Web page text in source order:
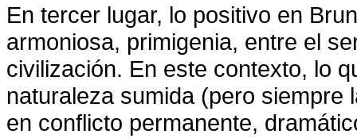
En tercer lugar, lo positivo en
armoniosa, primigenia, entre el
civilización. En este contexto, lo
naturaleza sumida (pero siempre
en conflicto permanente,